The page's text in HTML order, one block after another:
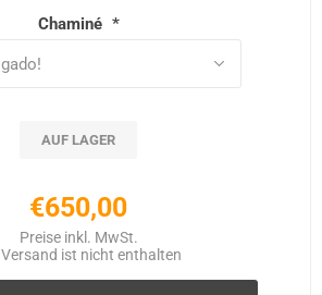
Chaminé *
AUF LAGER
€650,00
Preise inkl. MwSt.
Versand ist nicht enthalten